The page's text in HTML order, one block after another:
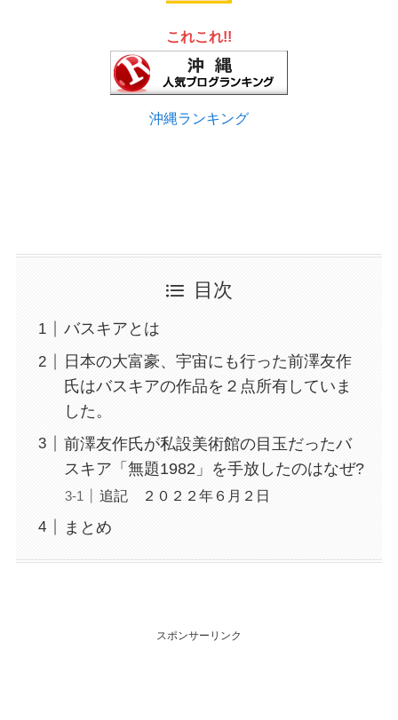
これこれ!!
沖縄ランキング
目次
バスキアとは
日本の大富豪、宇宙にも行った前澤友作
氏はバスキアの作品を２点所有していま
した。
前澤友作氏が私設美術館の目玉だったバ
スキア「無題1982」を手放したのはなぜ?
追記 ２０２２年６月２日
まとめ
スポンサーリンク